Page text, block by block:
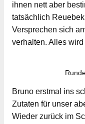
ihnen nett aber
tatsächlich
Versprechen sich
verhalten. Alles
Bruno erstmal ins
Zutaten für unser
Wieder zurück im